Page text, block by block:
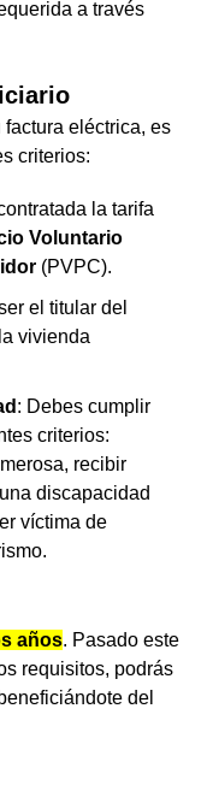
a través
eléctrica, es
criterios:
la tarifa
Voluntario
(PVPC).
el titular del
vivienda
: Debes cumplir
criterios:
recibir
discapacidad
víctima de
años. Pasado este
requisitos, podrás
del